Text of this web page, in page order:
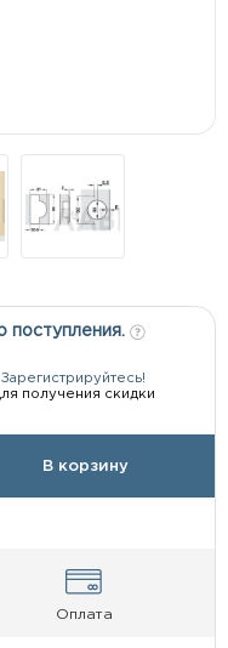
поступления.
Зарегистрируйтесь!
получения скидки
В корзину
Оплата